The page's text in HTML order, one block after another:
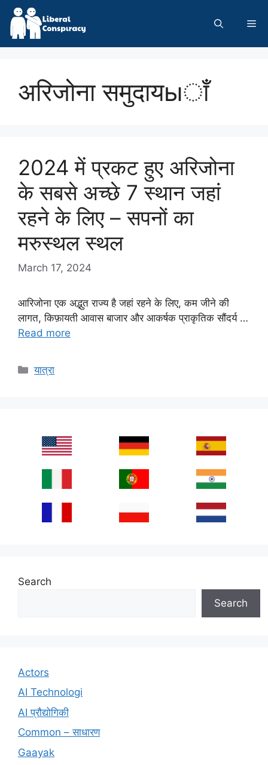
Skip
content
अरिजोना समुदायыाँ
2024 में प्रकट हुए अरिजोना
के सबसे अच्छे 7 स्थान जहां
रहने के लिए – सपनों का
मरुस्थल स्थल
March 17, 2024
आरिजोना एक अद्भुत राज्य है जहां रहने के लिए, कम जीने की
लागत, किफ़ायती आवास बाजार और आकर्षक प्राकृतिक सौंदर्य …
Read more
Categories
यात्रा
Search
Search
Actors
AI Technologi
AI प्रौद्योगिकी
Common – साधारण
Gaayak